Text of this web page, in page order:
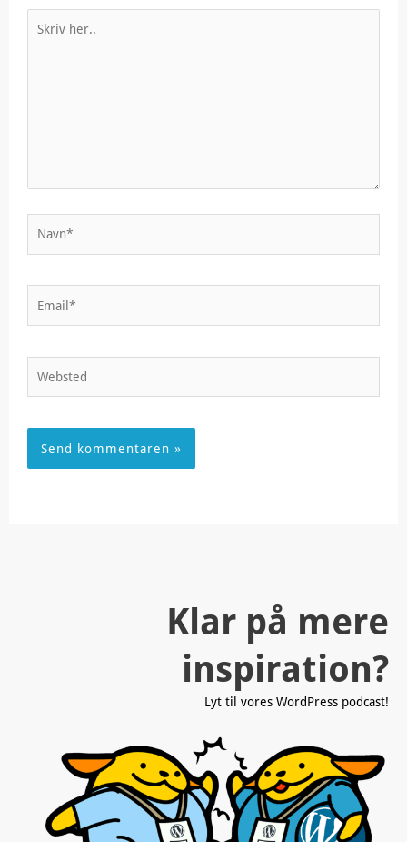
her..
Klar på mere
inspiration?
Lyt til vores WordPress podcast!